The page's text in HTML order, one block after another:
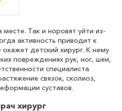
Так и норовят уйти из-
активность приводит к
детский хирург. К нему
повреждениях рук, ног, шеи,
специалиста
связок, сколиоз,
суставов.
хирург